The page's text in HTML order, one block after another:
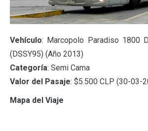
Vehículo: Marcopolo Paradiso 1800
(DSSY95) (Año 2013)
Categoría: Semi Cama
Valor del Pasaje: $5.500 CLP (30-03-
Mapa del Viaje